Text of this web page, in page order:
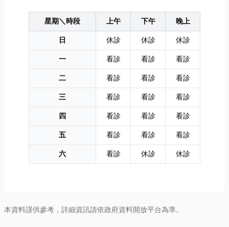
星期＼時段 上午 下午
晚上
日
休診 休診
休診
一
看診 看診
看診
二
看診 看診
看診
三
看診 看診
看診
四
看診 看診
看診
五
看診 看診
看診
六
看診 休診 休診
本資料謹供參考，詳細資訊請依政府資料開放平台為準。